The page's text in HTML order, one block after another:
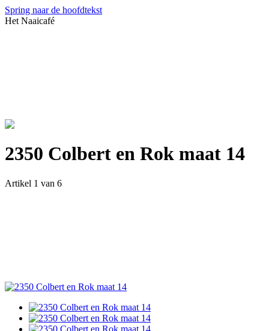
Spring naar de hoofdtekst
Het Naaicafé
2350 Colbert en Rok maat 14
Artikel 1 van 6